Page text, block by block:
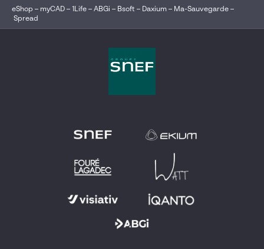
eShop – myCAD – 1Life – ABGi – Bsoft – Daxium – Ma-Sauvegarde –
Spread